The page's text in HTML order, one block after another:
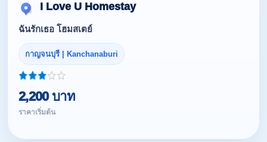
I Love U Homestay
ฉันรักเธอ โฮมสเตย์
กาญจนบุรี | Kanchanaburi
2,200 บาท
ราคาเริ่มต้น